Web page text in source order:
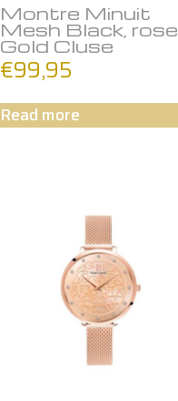
Montre Minuit
Mesh Black, rose
Gold Cluse
€99,95
Read more